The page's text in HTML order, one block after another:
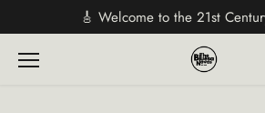
zum
Inhalt
🎸 Welcome to the 21st